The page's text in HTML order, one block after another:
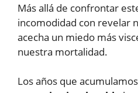
Más allá de confrontar
incomodidad con revelar
acecha un miedo más
nuestra mortalidad.
Los años que